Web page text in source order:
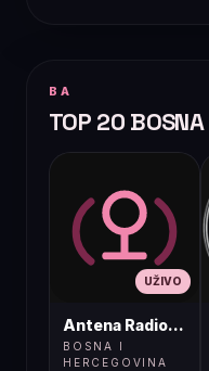
BA
TOP 20 BOSNA
UŽIVO
Antena Radio,
BOSNA I
HERCEGOVINA